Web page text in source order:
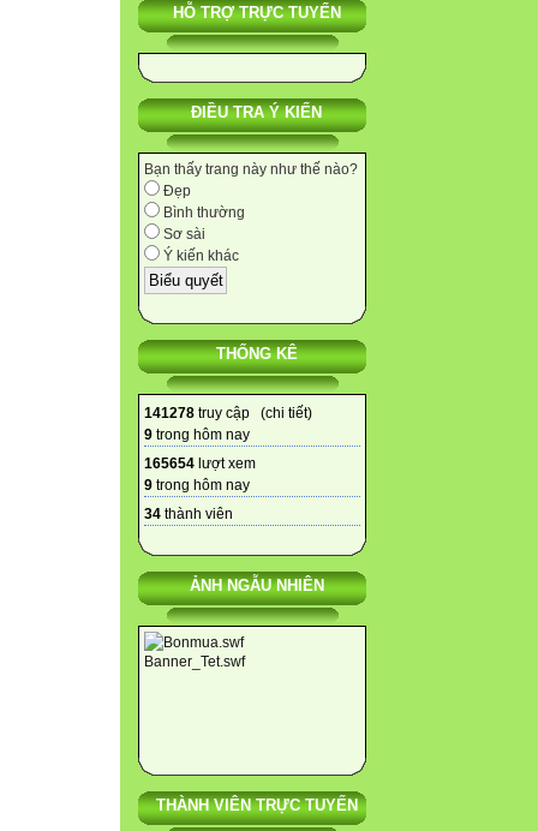
HỖ TRỢ TRỰC TUYẾN
ĐIỀU TRA Ý KIẾN
Bạn thấy trang này như thế nào?
Đẹp
Bình thường
Sơ sài
Ý kiến khác
THỐNG KÊ
141278 truy cập (chi tiết)
9 trong hôm nay
165654 lượt xem
9 trong hôm nay
34 thành viên
ẢNH NGẪU NHIÊN
THÀNH VIÊN TRỰC TUYẾN